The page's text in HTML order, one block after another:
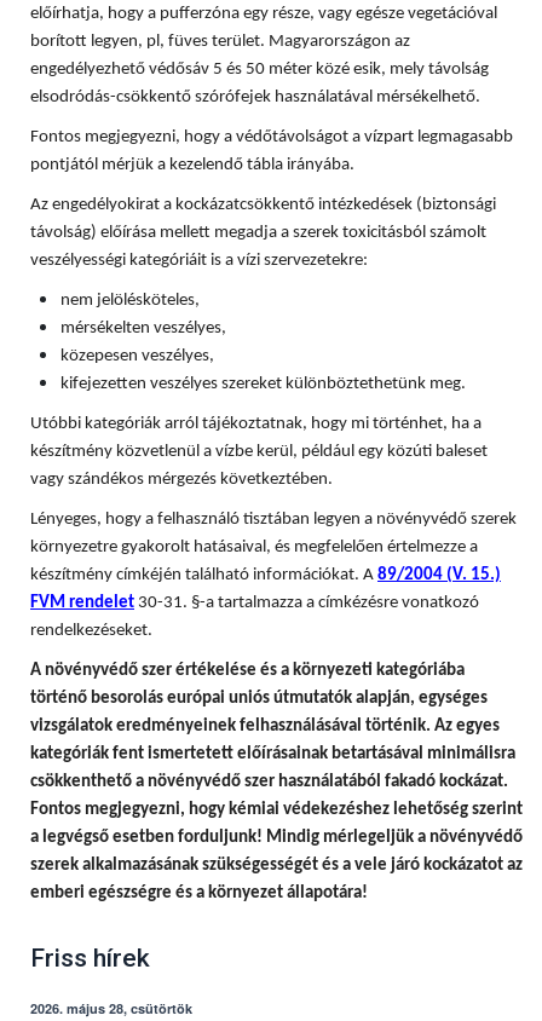
előírhatja, hogy a pufferzóna egy része, vagy egésze vegetációval
borított legyen, pl, füves terület. Magyarországon az
engedélyezhető védősáv 5 és 50 méter közé esik, mely távolság
elsodródás-csökkentő szórófejek használatával mérsékelhető.
Fontos megjegyezni, hogy a védőtávolságot a vízpart legmagasabb
pontjától mérjük a kezelendő tábla irányába.
Az engedélyokirat a kockázatcsökkentő intézkedések (biztonsági
távolság) előírása mellett megadja a szerek toxicitásból számolt
veszélyességi kategóriáit is a vízi szervezetekre:
nem jelölésköteles,
mérsékelten veszélyes,
közepesen veszélyes,
kifejezetten veszélyes szereket különböztethetünk meg.
Utóbbi kategóriák arról tájékoztatnak, hogy mi történhet, ha a
készítmény közvetlenül a vízbe kerül, például egy közúti baleset
vagy szándékos mérgezés következtében.
Lényeges, hogy a felhasználó tisztában legyen a növényvédő szerek
környezetre gyakorolt hatásaival, és megfelelően értelmezze a
készítmény címkéjén található információkat. A 89/2004 (V. 15.)
FVM rendelet 30-31. §-a tartalmazza a címkézésre vonatkozó
rendelkezéseket.
A növényvédő szer értékelése és a környezeti kategóriába
történő besorolás európai uniós útmutatók alapján, egységes
vizsgálatok eredményeinek felhasználásával történik. Az egyes
kategóriák fent ismertetett előírásainak betartásával minimálisra
csökkenthető a növényvédő szer használatából fakadó kockázat.
Fontos megjegyezni, hogy kémiai védekezéshez lehetőség szerint
a legvégső esetben forduljunk! Mindig mérlegeljük a növényvédő
szerek alkalmazásának szükségességét és a vele járó kockázatot az
emberi egészségre és a környezet állapotára!
Friss hírek
2026. május 28, csütörtök